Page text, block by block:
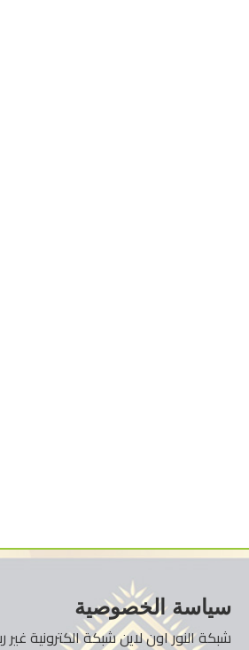
سياسة الخصوصية
شبكة النور اون لاين شبكة الكترونية